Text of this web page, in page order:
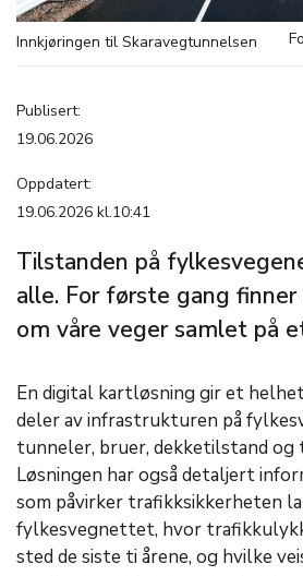
Innkjøringen til Skaravegtunnelsen
Publisert:
19.06.2026
Oppdatert:
19.06.2026 kl.10:41
Tilstanden på
alle. For første gang finner
om våre veger samlet på
En digital kartløsning gir et
deler av infrastrukturen på
tunneler, bruer, dekketilstand og
Løsningen har også detaljert
som påvirker trafikksikkerheten
fylkesvegnettet, hvor
sted de siste ti årene, og hvilke